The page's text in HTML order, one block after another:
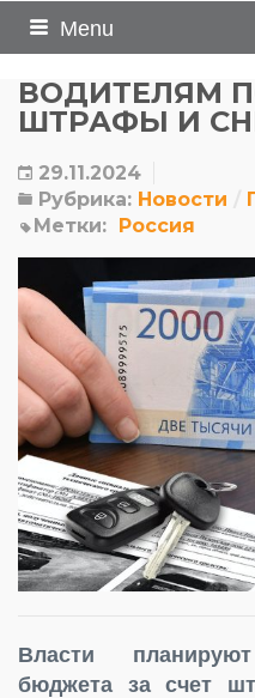
Menu
ВОДИТЕЛЯМ
ШТРАФЫ И
29.11.2024
Рубрика: Новости
Метки: Россия
Власти
бюджета за счет